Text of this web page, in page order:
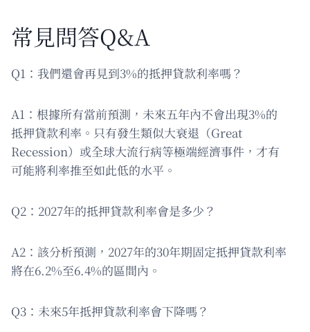
常見問答Q&A
Q1：我們還會再見到3%的抵押貸款利率嗎？
A1：根據所有當前預測，未來五年內不會出現3%的
抵押貸款利率。只有發生類似大衰退（Great
Recession）或全球大流行病等極端經濟事件，才有
可能將利率推至如此低的水平。
Q2：2027年的抵押貸款利率會是多少？
A2：該分析預測，2027年的30年期固定抵押貸款利率
將在6.2%至6.4%的區間內。
Q3：未來5年抵押貸款利率會下降嗎？